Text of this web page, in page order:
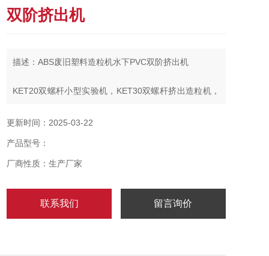
双阶挤出机
描述：ABS废旧塑料造粒机水下PVC双阶挤出机
KET20双螺杆小型实验机，KET30双螺杆挤出造粒机，
KET50双螺杆挤出造粒机，KET52双螺杆挤出造粒机，
KET85双螺杆挤出造粒机，KET95双螺杆挤出造粒机
KET135双螺杆挤出机造粒机
更新时间：2025-03-22
产品型号：
厂商性质：生产厂家
联系我们 留言询价